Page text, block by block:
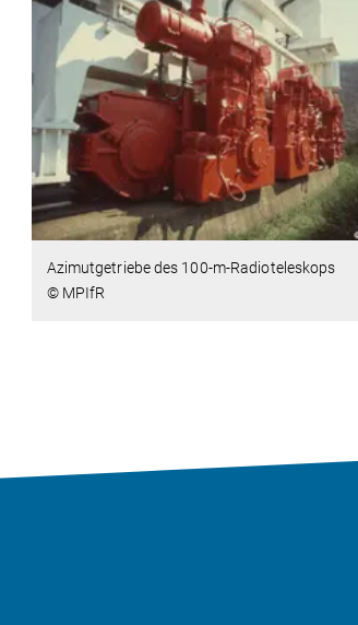
Azimutgetriebe des 100-m-Radioteleskops
© MPIfR